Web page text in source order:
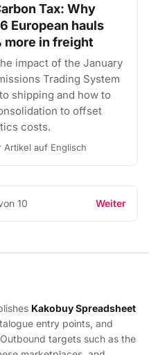
Tax: Why
European hauls
more in freight
impact of the January
Trading System
shipping and how to
to offset
costs.
Artikel auf Englisch
10 Weiter
Kakobuy Spreadsheet
entry points, and
targets such as the